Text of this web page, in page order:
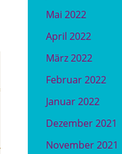
Mai 2022
April 2022
März 2022
Februar 2022
Januar 2022
Dezember 2021
November 2021